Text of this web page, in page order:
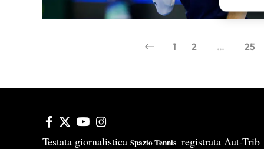
1 2 … 25
Testata giornalistica Spazio Tennis registrata Aut-